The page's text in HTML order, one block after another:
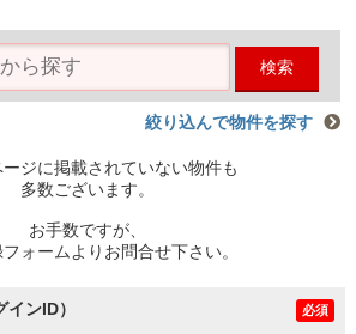
検索
絞り込んで物件を探す
ジに掲載されていない物件も
多数ございます。
お手数ですが、
ォームよりお問合せ下さい。
ンID） 必須